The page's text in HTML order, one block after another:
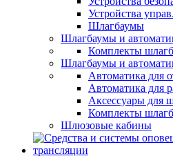
Устройства
Шлагбаумы
Шлагбаумы и
Комплекты
Шлагбаумы и
Автоматика для
Автоматика для
Аксессуары для
Комплекты
Шлюзовые кабины